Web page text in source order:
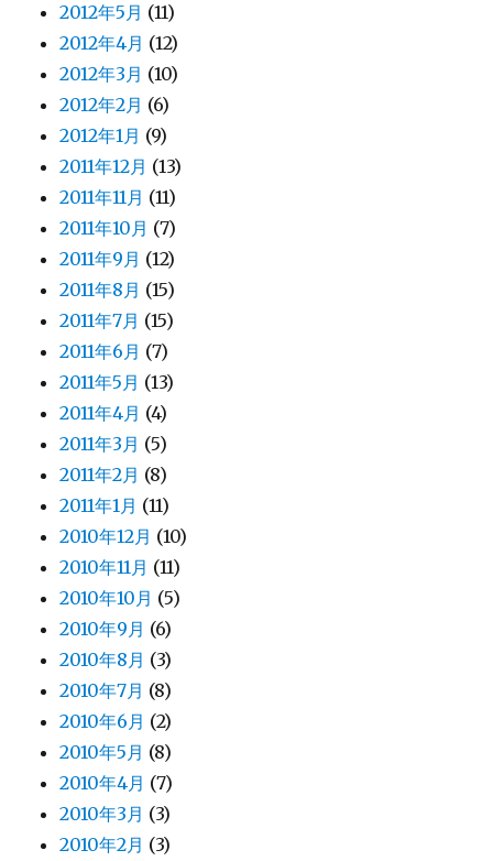
2012年5月 (11)
2012年4月 (12)
2012年3月 (10)
2012年2月 (6)
2012年1月 (9)
2011年12月 (13)
2011年11月 (11)
2011年10月 (7)
2011年9月 (12)
2011年8月 (15)
2011年7月 (15)
2011年6月 (7)
2011年5月 (13)
2011年4月 (4)
2011年3月 (5)
2011年2月 (8)
2011年1月 (11)
2010年12月 (10)
2010年11月 (11)
2010年10月 (5)
2010年9月 (6)
2010年8月 (3)
2010年7月 (8)
2010年6月 (2)
2010年5月 (8)
2010年4月 (7)
2010年3月 (3)
2010年2月 (3)